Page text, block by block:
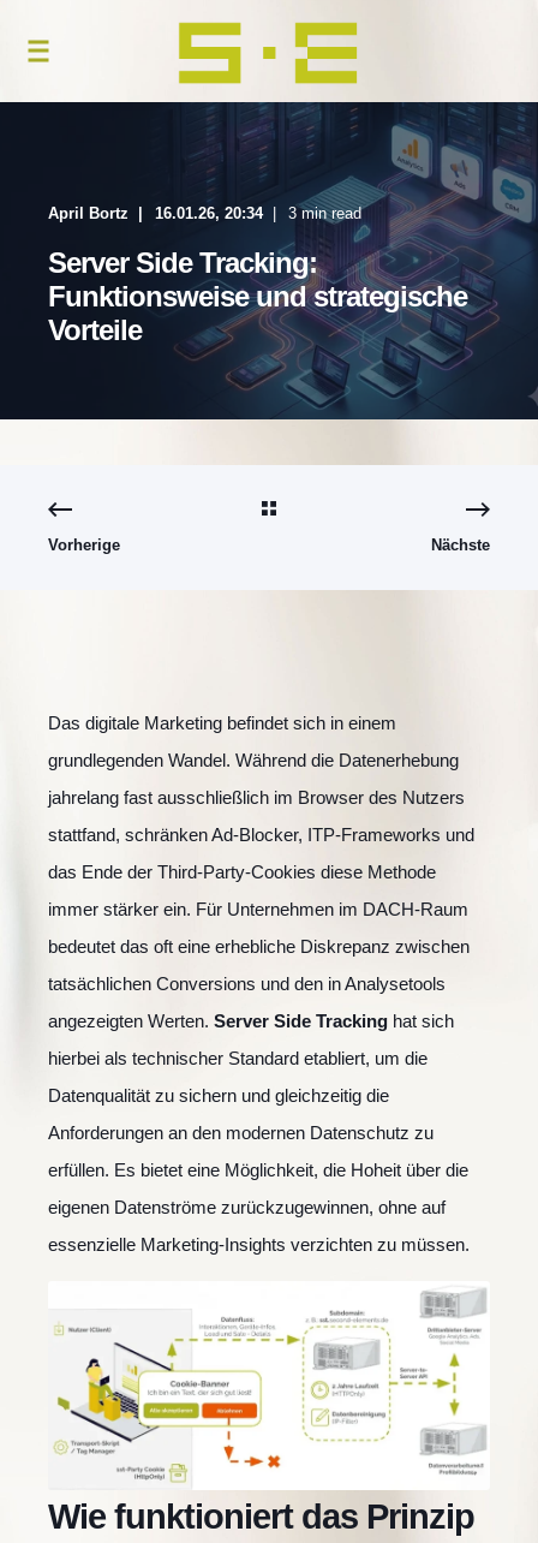
April Bortz 16.01.26, 20:34 3 min read
Server Side Tracking:
Funktionsweise und strategische
Vorteile
Vorherige Nächste
Das digitale Marketing befindet sich in einem
grundlegenden Wandel. Während die Datenerhebung
jahrelang fast ausschließlich im Browser des Nutzers
stattfand, schränken Ad-Blocker, ITP-Frameworks und
das Ende der Third-Party-Cookies diese Methode
immer stärker ein. Für Unternehmen im DACH-Raum
bedeutet das oft eine erhebliche Diskrepanz zwischen
tatsächlichen Conversions und den in Analysetools
angezeigten Werten. Server Side Tracking hat sich
hierbei als technischer Standard etabliert, um die
Datenqualität zu sichern und gleichzeitig die
Anforderungen an den modernen Datenschutz zu
erfüllen. Es bietet eine Möglichkeit, die Hoheit über die
eigenen Datenströme zurückzugewinnen, ohne auf
essenzielle Marketing-Insights verzichten zu müssen.
Wie funktioniert das Prinzip